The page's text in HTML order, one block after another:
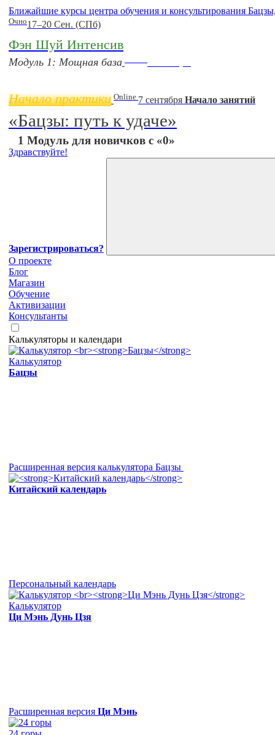
Ближайшие курсы центра обучения и консультирования
Очно17–20 Сен. (СПб)
Фэн Шуй Интенсив
Модуль 1: Мощная база
Начало практики Online 7 сентября Начало занятий
«Бацзы: путь к удаче»
1 Модуль для новичков с «0»
Здравствуйте!
Зарегистрироваться?
О проекте
Блог
Магазин
Обучение
Активизации
Консультанты
Калькуляторы и календари
Калькулятор
Бацзы
Расширенная версия калькулятора Бацзы
Китайский календарь
Персональный календарь
Калькулятор
Ци Мэнь Дунь Цзя
Расширенная версия Ци Мэнь